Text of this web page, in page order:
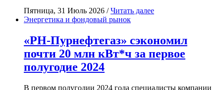
Пятница, 31 Июль 2026 /Читать далее
Энергетика и фондовый рынок
«РН-Пурнефтегаз» сэкономил
почти 20 млн кВт*ч за первое
полугодие 2024
В первом полугодии 2024 года специалисты компании